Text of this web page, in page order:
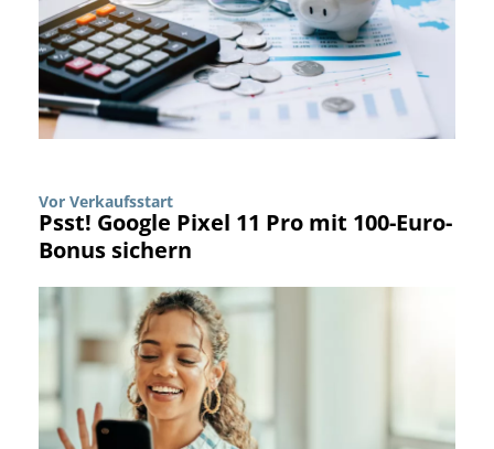
Vor Verkaufsstart
Psst! Google Pixel 11 Pro mit 100-Euro-
Bonus sichern